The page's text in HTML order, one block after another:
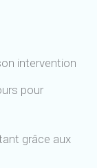
intervention
pour
grâce aux